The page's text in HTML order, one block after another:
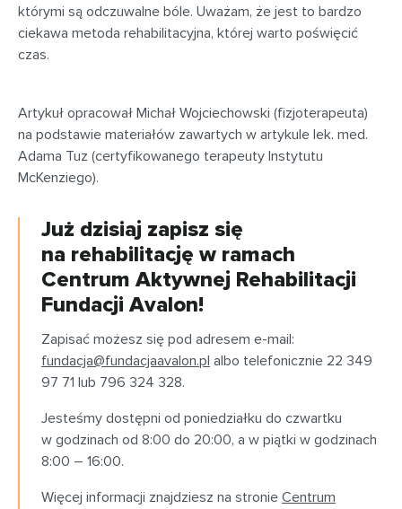
którymi są odczuwalne bóle. Uważam, że jest to bardzo
ciekawa metoda rehabilitacyjna, której warto poświęcić
czas.
Artykuł opracował Michał Wojciechowski (fizjoterapeuta)
na podstawie materiałów zawartych w artykule lek. med.
Adama Tuz (certyfikowanego terapeuty Instytutu
McKenziego).
Już dzisiaj zapisz się
na rehabilitację w ramach
Centrum Aktywnej Rehabilitacji
Fundacji Avalon!
Zapisać możesz się pod adresem e-mail:
fundacja@fundacjaavalon.pl albo telefonicznie 22 349
97 71 lub 796 324 328.
Jesteśmy dostępni od poniedziałku do czwartku
w godzinach od 8:00 do 20:00, a w piątki w godzinach
8:00 – 16:00.
Więcej informacji znajdziesz na stronie Centrum